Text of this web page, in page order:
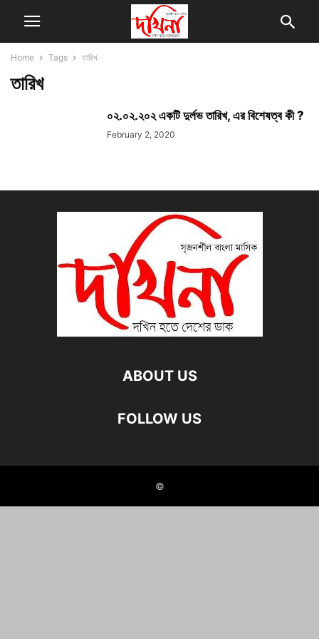
Home Tags তারিখ
তারিখ
০২.০২.২০২ একটি দুর্লভ তারিখ, এর বিশেষত্ব কী ?
February 2, 2020
ABOUT US
FOLLOW US
©